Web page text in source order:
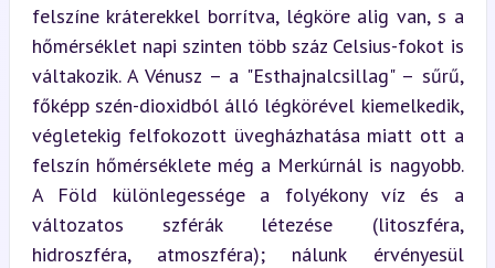
felszíne kráterekkel borrítva, légköre alig van, s a
hőmérséklet napi szinten több száz Celsius-fokot is
váltakozik. A Vénusz – a "Esthajnalcsillag" – sűrű,
főképp szén-dioxidból álló légkörével kiemelkedik,
végletekig felfokozott üvegházhatása miatt ott a
felszín hőmérséklete még a Merkúrnál is nagyobb.
A Föld különlegessége a folyékony víz és a
változatos szférák létezése (litoszféra,
hidroszféra, atmoszféra); nálunk érvényesül